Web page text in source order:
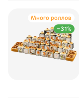
–31%
Много роллов